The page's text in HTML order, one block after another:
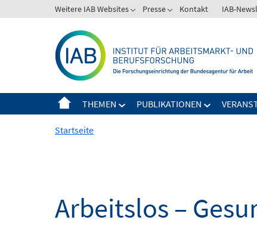
zum
Weitere IAB Websites Presse Kontakt IAB-
THEMEN PUBLIKATIONEN
Startseite
Arbeitslos –